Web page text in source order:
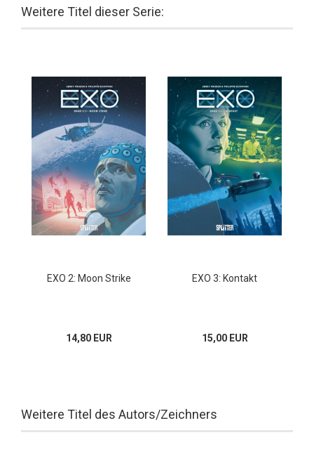
Weitere Titel dieser Serie:
EXO 2: Moon Strike
14,80 EUR
EXO 3: Kontakt
15,00 EUR
Weitere Titel des Autors/Zeichners